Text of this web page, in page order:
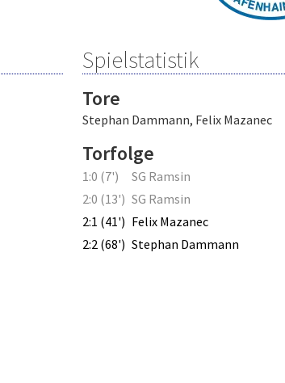
Spielstatistik
Tore
Stephan Dammann, Felix Mazanec
Torfolge
1:0 (7')
SG Ramsin
2:0 (13') SG Ramsin
2:1 (41') Felix Mazanec
2:2 (68') Stephan Dammann